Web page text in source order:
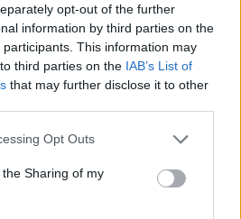
opt-out of the further
information by third parties on the
participants. This information may
third parties on the IAB’s List of
that may further disclose it to other
app uses one or more Google
usage behaviour. You may click to
Google and its third-party tags to
purposes in below Google
Opt Outs
Sharing of my
y EE.UU. para frenar la caída